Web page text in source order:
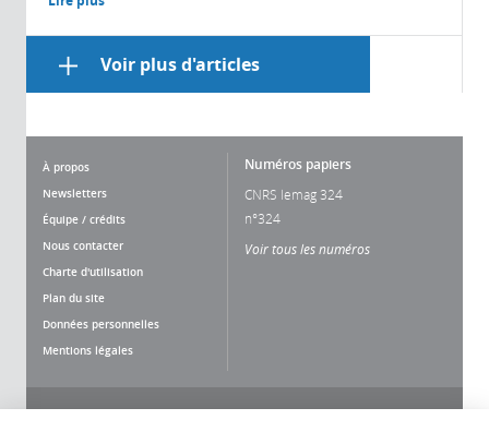
Voir plus d'articles
À propos
Newsletters
Équipe / crédits
Nous contacter
Charte d'utilisation
Plan du site
Données personnelles
Mentions légales
Numéros papiers
CNRS lemag 324
n°324
Voir tous les numéros
Nous suivre Partager